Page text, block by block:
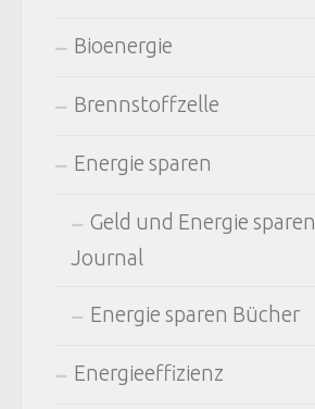
Bioenergie
Brennstoffzelle
Energie sparen
Geld und Energie sparen
Journal
Energie sparen Bücher
Energieeffizienz